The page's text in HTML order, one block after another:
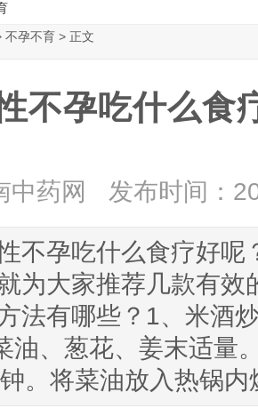
不孕不育 > 正文
不孕吃什么食
中药网 发布时间：
不孕吃什么食疗好呢
为大家推荐几款有
法有哪些？1、米酒
油、葱花、姜末适量
。将菜油放入热锅